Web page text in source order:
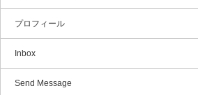
プロフィール
Inbox
Send Message